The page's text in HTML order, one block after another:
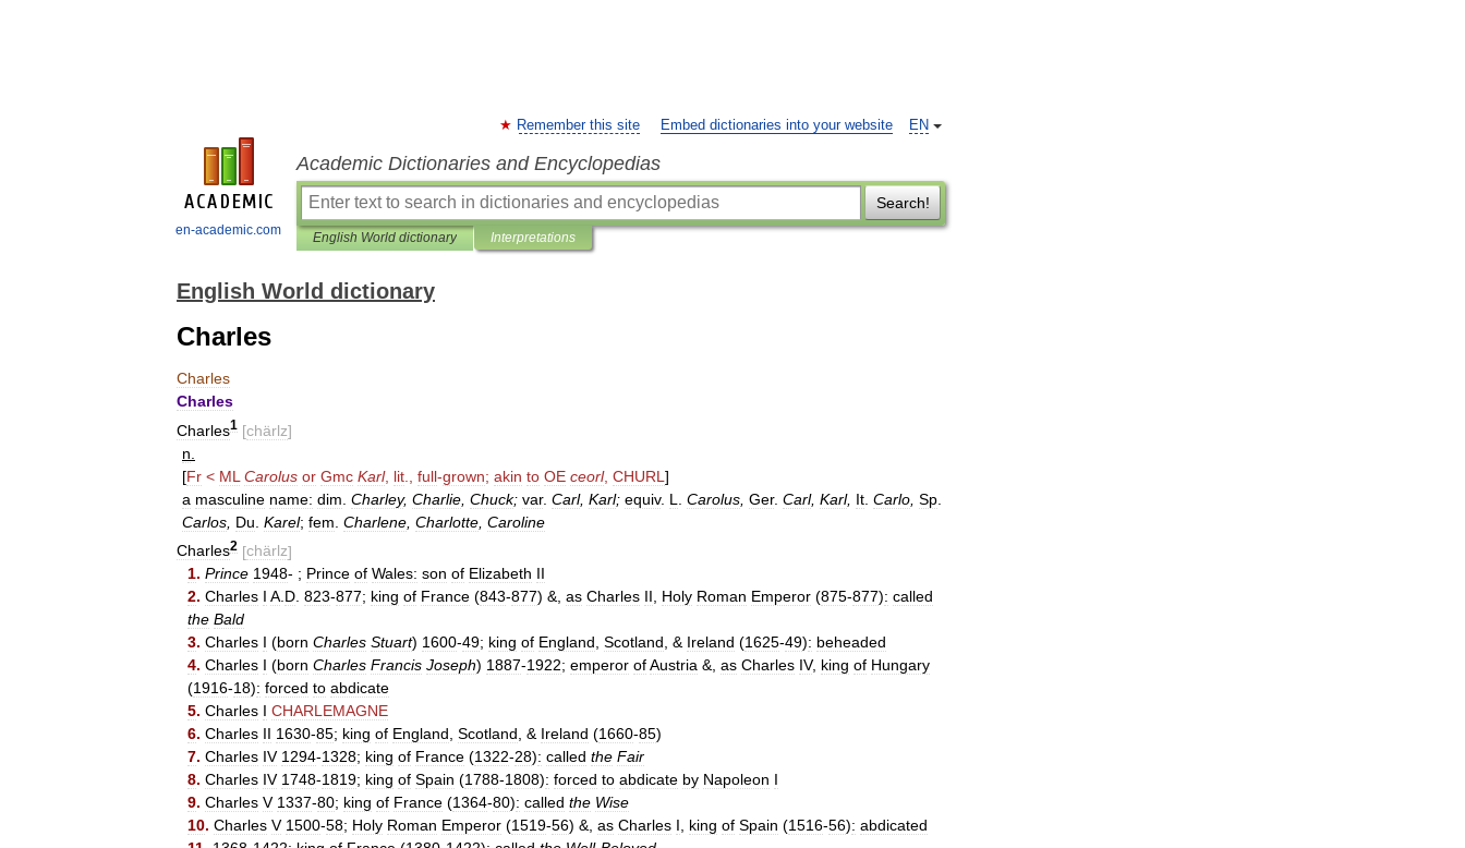
en-academic.com
EN
Remember this site Embed dictionaries into your website
Academic Dictionaries and Encyclopedias
Search!
English World dictionary Interpretations
English World dictionary
Charles
Charles
Charles
Charles1 [chärlz]
n
[Fr < ML Carolus or Gmc Karl, lit full-grown; akin to OE ceorl, CHURL ]
a masculine name: dim Charley, Charlie Chuck; var. Carl, Karl; equiv. L Carolus Ger. Carl, Karl, It Carlo Sp
Carlos Du Karel; fem Charlene Charlotte Caroline
Charles2 [chärlz]
1. Prince 1948- ; Prince of Wales: son of Elizabeth II
2. Charles I A.D. 823-877; king of France (843-877) &, as Charles II, Holy Roman Emperor (875-877): called
the Bald
3. Charles I (born Charles Stuart) 1600-49; king of England, Scotland, & Ireland (1625-49): beheaded
4. Charles I (born Charles Francis Joseph) 1887-1922; emperor ofAustria &, as Charles IV, king of Hungary
(1916-18): forced to abdicate
5. Charles I CHARLEMAGNE
6. Charles II 1630-85; king of England, Scotland, & Ireland (1660-85)
7. Charles IV 1294-1328; king of France (1322-28): called the Fair
8. Charles IV 1748-1819; king of Spain (1788-1808): forced to abdicate by Napoleon I
9. Charles V 1337-80; king of France (1364-80): called the Wise
10. Charles V 1500-58; Holy Roman Emperor (1519-56) &, as Charles I, king of Spain (1516-56): abdicated